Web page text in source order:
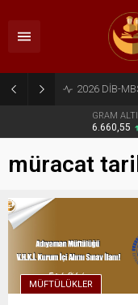
2026 DİB-
GRAM
6.660,55
müracat
MÜFTÜLÜKLER